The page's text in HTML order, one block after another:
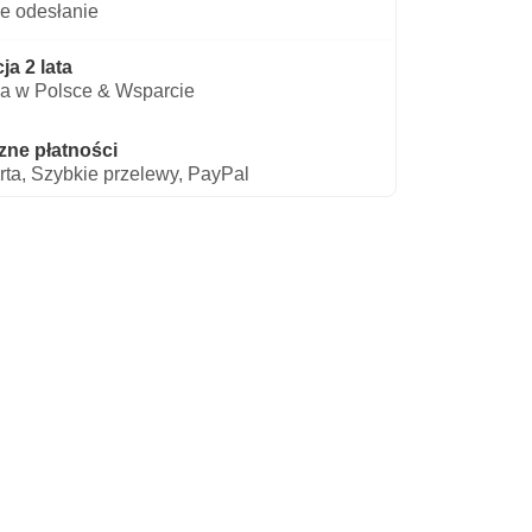
odesłanie
2 lata
w Polsce & Wsparcie
płatności
Szybkie przelewy, PayPal